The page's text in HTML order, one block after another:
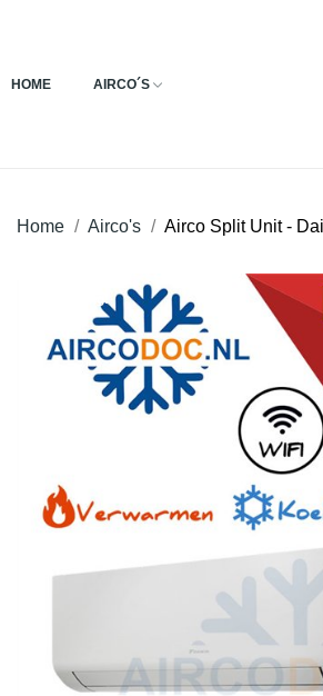
HOME AIRCO´S
Home Airco's Airco Split Unit -
Aanbieding!